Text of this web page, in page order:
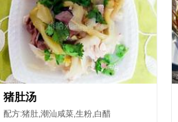
猪肚汤
配方:猪肚,潮汕咸菜,生粉,白醋